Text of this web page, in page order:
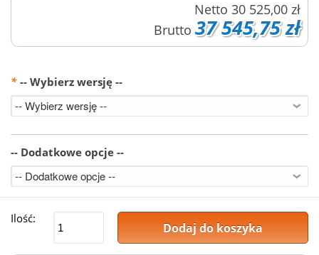
Netto 30 525,00 zł
Brutto 37 545,75 zł
* -- Wybierz wersję --
-- Dodatkowe opcje --
Ilość:
Dodaj do koszyka